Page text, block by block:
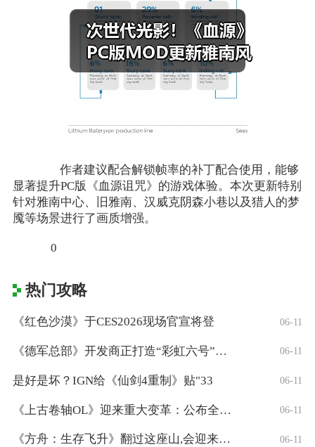
作者建议配合解锁帧率的补丁配合使用，能够
显著提升PC版《血源诅咒》的游戏体验。本次更新特别
针对雅南中心、旧雅南、汉威克阴森小巷以及猎人的梦
魇等场景进行了画质增强。
0
热门攻略
《红色沙漠》于CES2026现场官宣将登 06-11
《德军总部》开发商正打造“彩虹六号”风格 06-11
是好是坏？IGN给《仙剑4重制》贴"33 06-11
《上古卷轴OL》迎来重大变革：公布全新「 06-11
《方舟：生存飞升》翻过这座山,会迎来真正 06-11